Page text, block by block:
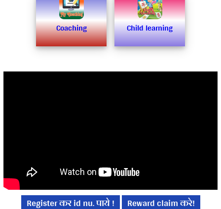
Coaching Child learning
Register कर id nu. पाये ! Reward claim करे!